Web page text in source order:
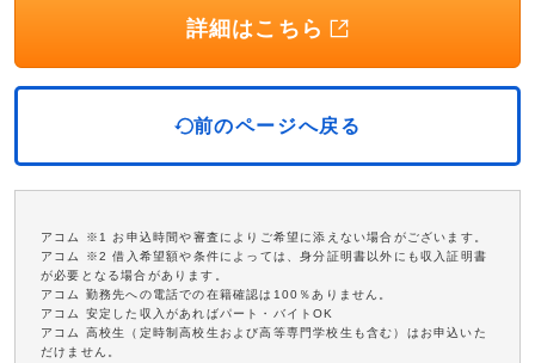
詳細はこちら
前のページへ戻る
アコム ※1 お申込時間や審査によりご希望に添えない場合がございます。
アコム ※2 借入希望額や条件によっては、身分証明書以外にも収入証明書
が必要となる場合があります。
アコム 勤務先への電話での在籍確認は100％ありません。
アコム 安定した収入があればパート・バイトOK
アコム 高校生（定時制高校生および高等専門学校生も含む）はお申込いた
だけません。